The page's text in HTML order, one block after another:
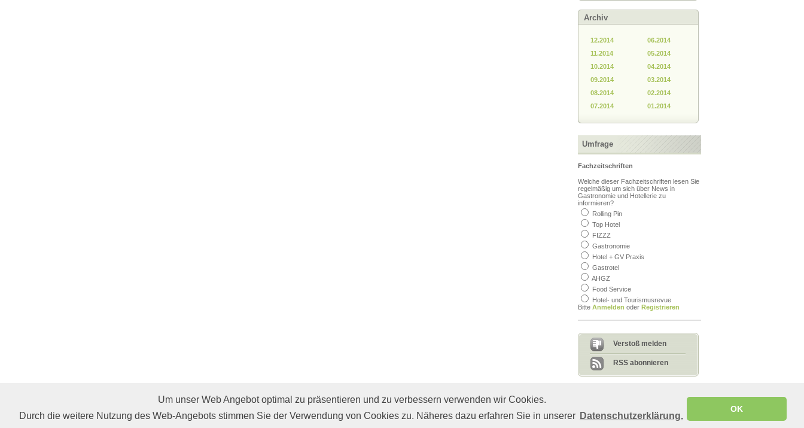
Um unser Web Angebot optimal zu präsentieren und zu verbessern verwenden wir Cookies.
Durch die weitere Nutzung des Web-Angebots stimmen Sie der Verwendung von Cookies zu. Näheres dazu erfahren Sie in unserer Datenschutzerklärung.
OK
Archiv
12.2014
11.2014
10.2014
09.2014
08.2014
07.2014
06.2014
05.2014
04.2014
03.2014
02.2014
01.2014
Umfrage
Fachzeitschriften
Welche dieser Fachzeitschriften lesen Sie
regelmäßig um sich über News in
Gastronomie und Hotellerie zu
informieren?
Rolling Pin
Top Hotel
FIZZZ
Gastronomie
Hotel + GV Praxis
Gastrotel
AHGZ
Food Service
Hotel- und Tourismusrevue
Bitte Anmelden oder Registrieren
Verstoß melden
Bedenklicher Inhalt?
beleidigend, unangebracht
Sagen Sie uns, warum Sie denken,
gehört.
RSS abonnieren
© Copyright 2008-2011 gastro.de - All rights reserved
Diese Seite wurde in 0.60 s geladen
Affiliate werden Restaurants
Cocktails & Rezepte
AGB
Impressum Gastro Punkte Hilfe Partner Presse Datenschutz